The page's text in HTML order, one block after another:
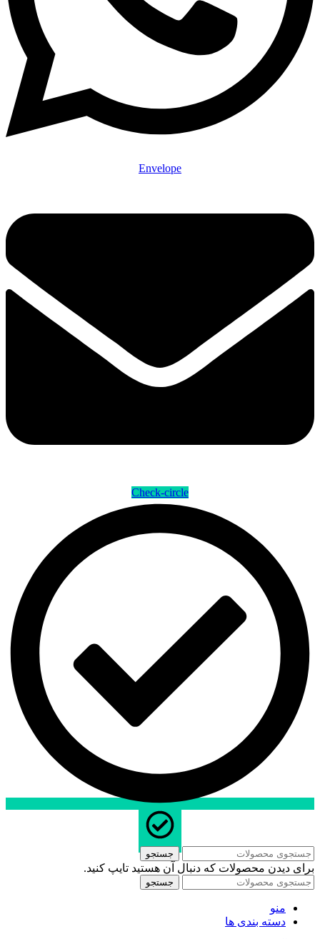
Envelope
Check-circle
جستجو
برای دیدن محصولات که دنبال آن هستید تایپ کنید.
جستجو
منو
دسته بندی ها